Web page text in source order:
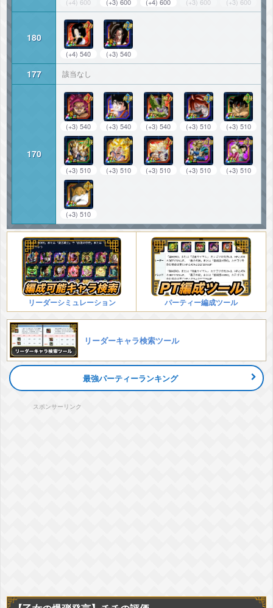
180
(+4) 540 (+3) 540
177 該当なし
170
(+3) 540 (+3) 540 (+3) 540 (+3) 510 (+3) 510
(+3) 510 (+3) 510 (+3) 510 (+3) 510 (+3) 510
(+3) 510
リーダーシミュレーション パーティー編成ツール
リーダーキャラ検索ツール
最強パーティーランキング
スポンサーリンク